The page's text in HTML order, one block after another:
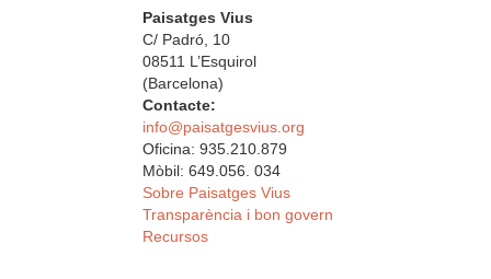
Paisatges Vius
C/ Padró, 10
08511 L’Esquirol
(Barcelona)
Contacte:
info@paisatgesvius.org
Oficina: 935.210.879
Mòbil: 649.056. 034
Sobre Paisatges Vius
Transparència i bon govern
Recursos